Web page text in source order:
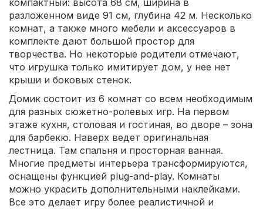
разложенном виде 91 см, глубина 42 м. Несколько
комнат, а также много мебели и аксессуаров в
комплекте дают большой простор для
творчества. Но некоторые родители отмечают,
что игрушка только имитирует дом, у нее нет
крыши и боковых стенок.
Домик состоит из 6 комнат со всем необходимым
для разных сюжетно-ролевых игр. На первом
этаже кухня, столовая и гостиная, во дворе – зона
для барбекю. Наверх ведет оригинальная
лестница. Там спальня и просторная ванная.
Многие предметы интерьера трансформируются,
оснащены функцией plug-and-play. Комнаты
можно украсить дополнительными наклейками.
Все это делает игру более реалистичной и